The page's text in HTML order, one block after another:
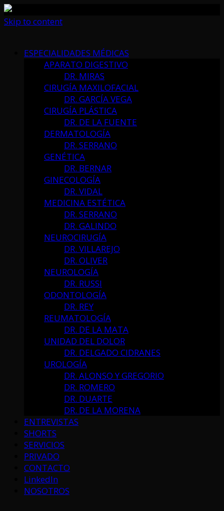
Skip to content
ESPECIALIDADES MÉDICAS
APARATO DIGESTIVO
DR. MIRAS
CIRUGÍA MAXILOFACIAL
DR. GARCÍA VEGA
CIRUGÍA PLÁSTICA
DR. DE LA FUENTE
DERMATOLOGÍA
DR. SERRANO
GENÉTICA
DR. BERNAR
GINECOLOGÍA
DR. VIDAL
MEDICINA ESTÉTICA
DR. SERRANO
DR. GALINDO
NEUROCIRUGÍA
DR. VILLAREJO
DR. OLIVER
NEUROLOGÍA
DR. RUSSI
ODONTOLOGÍA
DR. REY
REUMATOLOGÍA
DR. DE LA MATA
UNIDAD DEL DOLOR
DR. DELGADO CIDRANES
UROLOGÍA
DR. ALONSO Y GREGORIO
DR. ROMERO
DR. DUARTE
DR. DE LA MORENA
ENTREVISTAS
SHORTS
SERVICIOS
PRIVADO
CONTACTO
LinkedIn
NOSOTROS